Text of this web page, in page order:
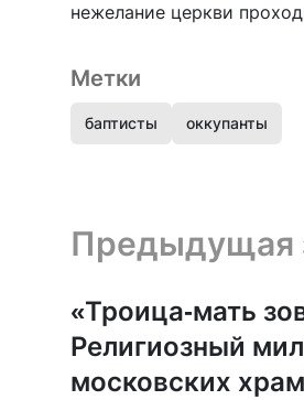
нежелание церкви
Метки
баптисты оккупанты
Предыдущая запись и
Предыдущая
«Троица-мать
Религиозный
московских